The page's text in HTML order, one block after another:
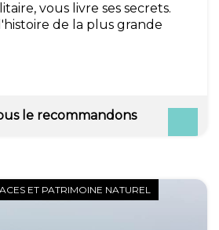
vous livre ses secrets.
de la plus grande
d'Europe, qui défendit le
de l'an 1000 à 1500. Au
de la zone frontière du
les Marches de Bretagnes.
installée au carrefour
leurs incursions en terres
la Normandie appartient
avides d'expansions
le recommandons
ET PATRIMOINE NATUREL